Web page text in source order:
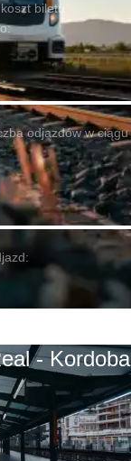
biletu
odjazdów w ciągu
- Kordoba